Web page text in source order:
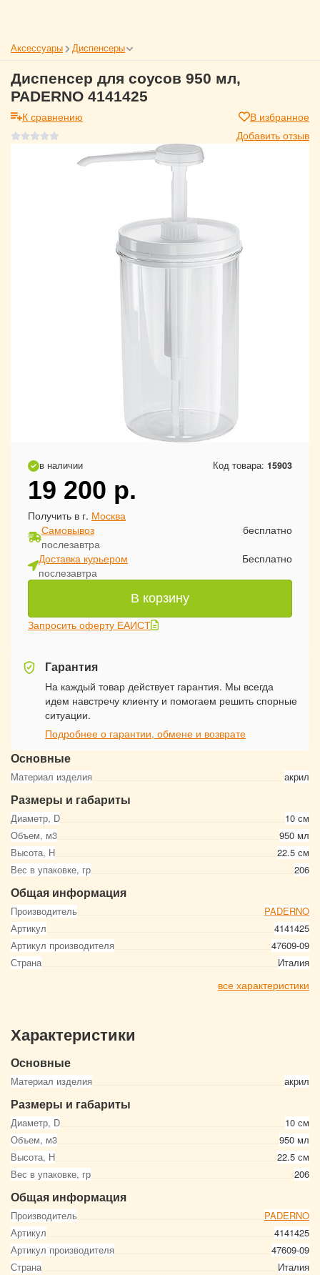
Аксессуары Диспенсеры
Диспенсер для соусов 950 мл,
PADERNO 4141425
К сравнению
В избранное
Добавить отзыв
Основные
Материал изделия акрил
Размеры и габариты
Диаметр, D
10 см
Объем, м3
950 мл
Высота, Н
22.5 см
Вес в упаковке, гр
206
Общая информация
Производитель
PADERNO
Артикул
4141425
Артикул производителя
47609-09
Страна
Италия
все характеристики
в наличии Код товара: 15903
19 200 р.
Получить в г. Москва
Самовывоз
послезавтра
бесплатно
Доставка курьером
послезавтра
Бесплатно
В корзину
Запросить оферту ЕАИСТ
Гарантия
На каждый товар действует гарантия. Мы всегда
идем навстречу клиенту и помогаем решить спорные
ситуации.
Подробнее о гарантии, обмене и возврате
Характеристики
Основные
Материал изделия акрил
Размеры и габариты
Диаметр, D
10 см
Объем, м3
950 мл
Высота, Н
22.5 см
Вес в упаковке, гр
206
Общая информация
Производитель
PADERNO
Артикул
4141425
Артикул производителя
47609-09
Страна
Италия